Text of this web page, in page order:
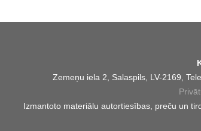
Zemeņu iela 2, Salaspils, LV-2169,
Izmantoto materiālu autortiesības, preču un